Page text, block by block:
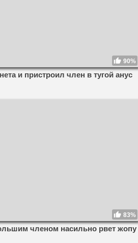
90%
и пристроил член в тугой анус
83%
членом насильно рвет жопу